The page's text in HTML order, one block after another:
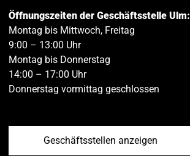
Öffnungszeiten der Geschäftsstelle Ulm:
Montag bis Mittwoch, Freitag
9:00 – 13:00 Uhr
Montag bis Donnerstag
14:00 – 17:00 Uhr
Donnerstag vormittag geschlossen
Geschäftsstellen anzeigen